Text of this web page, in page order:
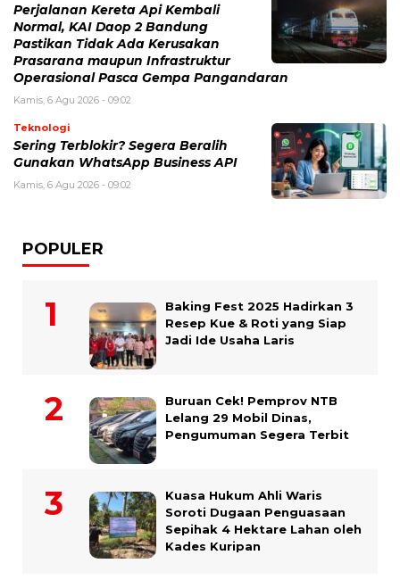
Perjalanan Kereta Api Kembali
Normal, KAI Daop 2 Bandung
Pastikan Tidak Ada Kerusakan
Prasarana maupun Infrastruktur
Operasional Pasca Gempa Pangandaran
Kamis, 6 Agu 2026 - 09:02
Teknologi
Sering Terblokir? Segera Beralih
Gunakan WhatsApp Business API
Kamis, 6 Agu 2026 - 09:02
POPULER
Baking Fest 2025 Hadirkan 3
Resep Kue & Roti yang Siap
Jadi Ide Usaha Laris
Buruan Cek! Pemprov NTB
Lelang 29 Mobil Dinas,
Pengumuman Segera Terbit
Kuasa Hukum Ahli Waris
Soroti Dugaan Penguasaan
Sepihak 4 Hektare Lahan oleh
Kades Kuripan